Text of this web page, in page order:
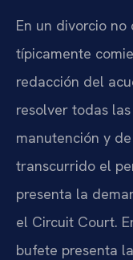
En un divorcio no
típicamente
redacción del
resolver todas
manutención y
transcurrido el
presenta la
el Circuit Court.
bufete presenta